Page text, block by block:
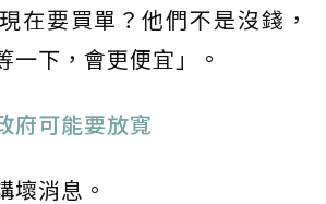
在要買單？他們不是沒錢，
一下，會更便宜」。
府可能要放寬
壞消息。